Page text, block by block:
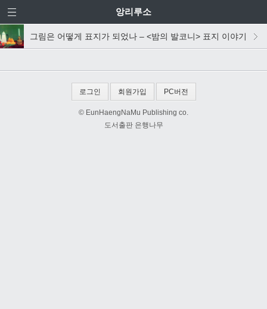
앙리루소
그림은 어떻게 표지가 되었나 – <밤의 발코니> 표지 이야기
로그인 회원가입 PC버전
© EunHaengNaMu Publishing co.
도서출판 은행나무